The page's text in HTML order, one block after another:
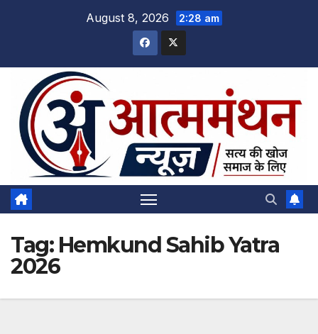
August 8, 2026 2:28 am
Tag: Hemkund Sahib Yatra
2026